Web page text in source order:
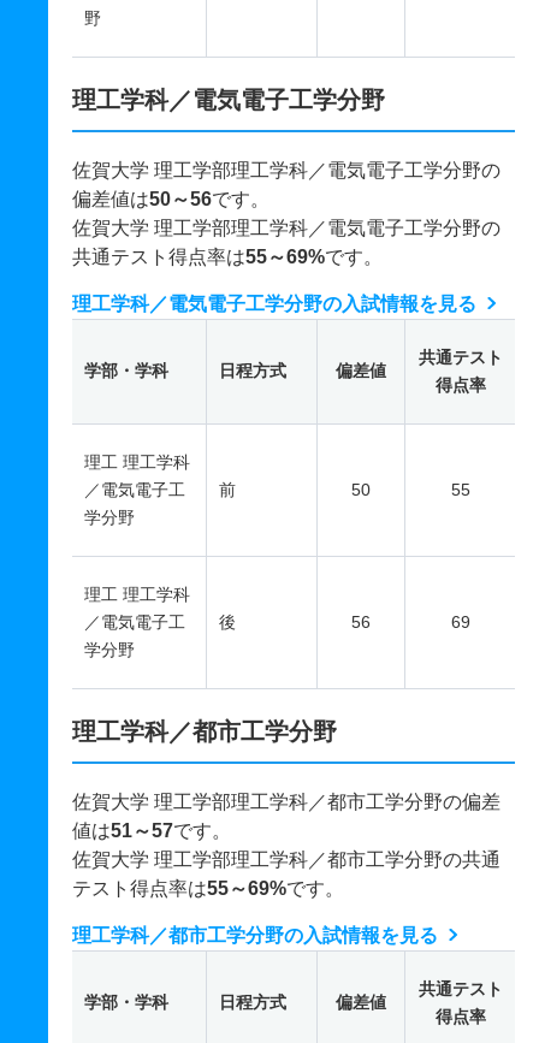
野
理工学科／電気電子工学分野
佐賀大学 理工学部理工学科／電気電子工学分野の
偏差値は50～56です。
佐賀大学 理工学部理工学科／電気電子工学分野の
共通テスト得点率は55～69%です。
理工学科／電気電子工学分野の入試情報を見る
学部・学科 日程方式 偏差値
共通テスト
得点率
理工 理工学科
／電気電子工
学分野
前 50 55
理工 理工学科
／電気電子工
学分野
後 56 69
理工学科／都市工学分野
佐賀大学 理工学部理工学科／都市工学分野の偏差
値は51～57です。
佐賀大学 理工学部理工学科／都市工学分野の共通
テスト得点率は55～69%です。
理工学科／都市工学分野の入試情報を見る
学部・学科 日程方式 偏差値
共通テスト
得点率